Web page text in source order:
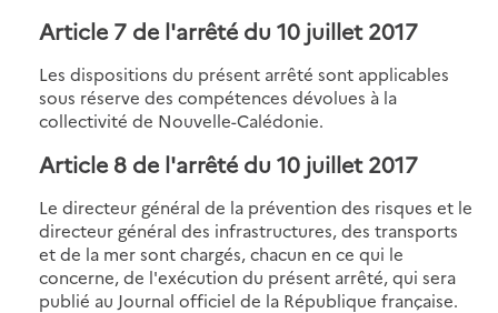
Article 7 de l'arrêté du 10 juillet 2017
Les dispositions du présent arrêté sont applicables
sous réserve des compétences dévolues à la
collectivité de Nouvelle-Calédonie.
Article 8 de l'arrêté du 10 juillet 2017
Le directeur général de la prévention des risques et le
directeur général des infrastructures, des transports
et de la mer sont chargés, chacun en ce qui le
concerne, de l'exécution du présent arrêté, qui sera
publié au Journal officiel de la République française.